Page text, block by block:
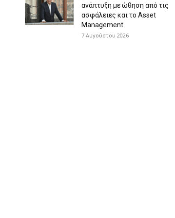
ανάπτυξη με ώθηση από τις
ασφάλειες και το Asset
Management
7 Αυγούστου 2026